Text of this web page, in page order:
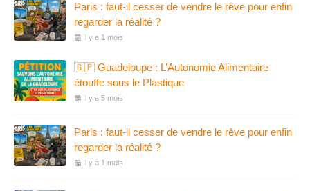
Paris : faut-il cesser de vendre le rêve pour enfin
regarder la réalité ?
Il y a 1 mois
🇬🇵 Guadeloupe : L’Autonomie Alimentaire
étouffe sous le Plastique
Il y a 5 mois
Paris : faut-il cesser de vendre le rêve pour enfin
regarder la réalité ?
Il y a 1 mois